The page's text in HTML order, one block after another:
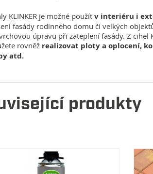
KLINKER je možné použítv interiéru i
fasády rodinného domu či velkých
úpravu při zateplení fasády. Z cihel
rovněž realizovat ploty a oplocení,
atd.
produkty